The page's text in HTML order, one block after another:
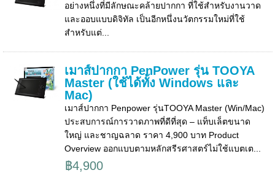
อย่างหนึ่งที่มีลักษณะคล้ายปากกา ที่ใช้สำหรับงานวาด
และออบแบบดิจิทัล เป็นอีกหนึ่งนวัตกรรมใหม่ที่ใช้
สำหรับแต่...
เมาส์ปากกา PenPower รุ่น TOOYA
Master (ใช้ได้ทั้ง Windows และ
Mac)
เมาส์ปากกา Penpower รุ่นTOOYA Master (Win/Mac)
ประสบการณ์การวาดภาพที่ดีที่สุด – แท็บเล็ตขนาด
ใหญ่ และชาญฉลาด ราคา 4,900 บาท Product
Overview ออกแบบตามหลักสรีรศาสตร์ไม่ใช้แบตเต...
฿4,900